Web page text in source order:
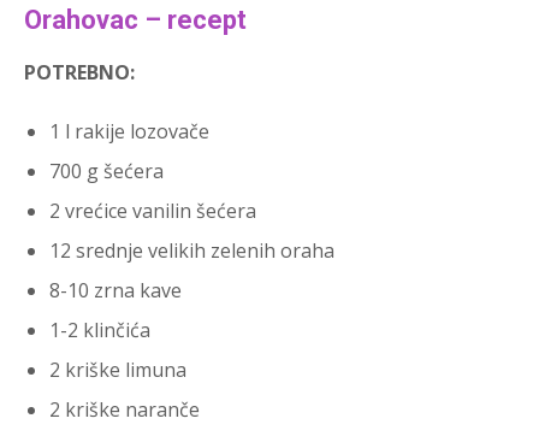
Orahovac – recept
POTREBNO:
1 l rakije lozovače
700 g šećera
2 vrećice vanilin šećera
12 srednje velikih zelenih oraha
8-10 zrna kave
1-2 klinčića
2 kriške limuna
2 kriške naranče